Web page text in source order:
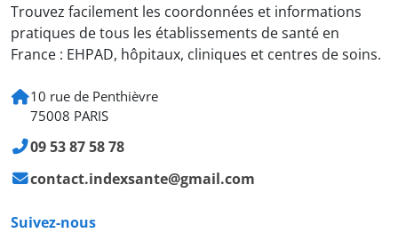
Trouvez facilement les coordonnées et informations
pratiques de tous les établissements de santé en
France : EHPAD, hôpitaux, cliniques et centres de soins.
10 rue de Penthièvre
75008 PARIS
09 53 87 58 78
contact.indexsante@gmail.com
Suivez-nous